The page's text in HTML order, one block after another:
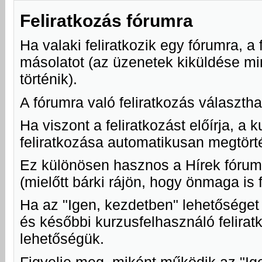
Feliratkozás fórumra
Ha valaki feliratkozik egy fórumra,
másolatot (az üzenetek kiküldése
történik).
A fórumra való feliratkozás
Ha viszont a feliratkozást előírja, a
feliratkozása automatikusan
Ez különösen hasznos a Hírek
(mielőtt bárki rájön, hogy önmaga
Ha az "Igen, kezdetben"
és későbbi kurzusfelhasználó
lehetőségük.